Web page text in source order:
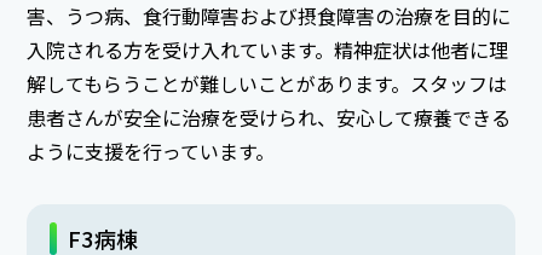
害、うつ病、食行動障害および摂食障害の治療を目的に
入院される方を受け入れています。精神症状は他者に理
解してもらうことが難しいことがあります。スタッフは
患者さんが安全に治療を受けられ、安心して療養できる
ように支援を行っています。
F3病棟